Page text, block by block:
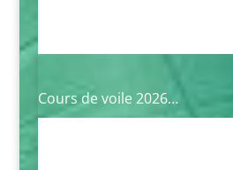
Cours de voile 2026…